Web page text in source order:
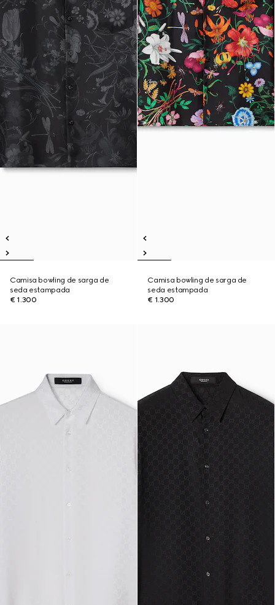
Camisa bowling de sarga de
seda estampada
€ 1.300
Camisa bowling de sarga de
seda estampada
€ 1.300